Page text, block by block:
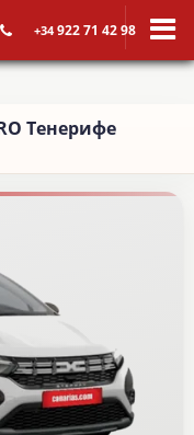
+34922 71 42 98
Тенерифе